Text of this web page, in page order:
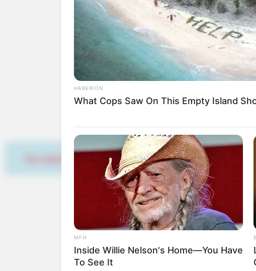
Deutschlandweit Veranstaltung
Wäre es nicht besser, wenn sich
Quermania folgen:
Suchen:
HABERION
What Cops Saw On This Empty Island
MFH
Inside Willie Nelson's Home—You Have
To See It
Wildlife Camera Footage Is A Feast For